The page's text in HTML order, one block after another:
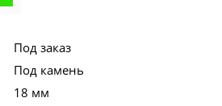
Под заказ
Под камень
18 мм